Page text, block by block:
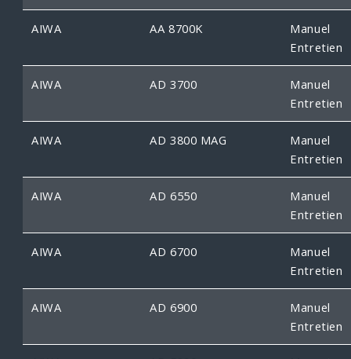
AIWA AA 8700K
Manuel
Entretien
AIWA AD 3700
Manuel
Entretien
AIWA AD 3800 MAG
Manuel
Entretien
AIWA AD 6550
Manuel
Entretien
AIWA AD 6700
Manuel
Entretien
AIWA AD 6900
Manuel
Entretien